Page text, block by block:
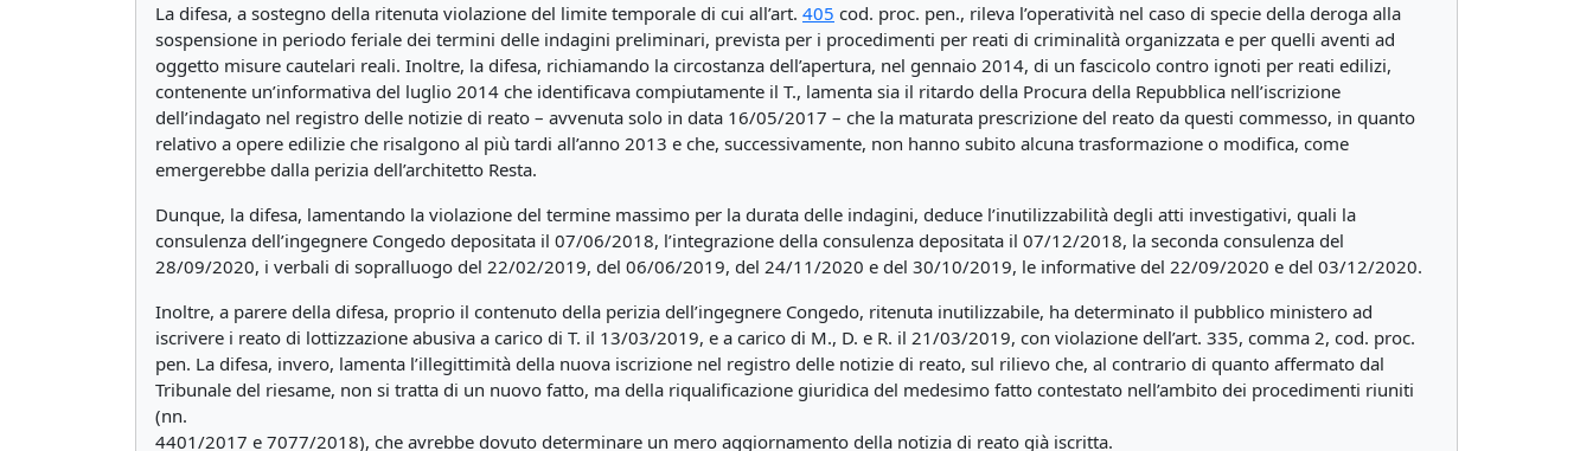
La difesa, a sostegno della ritenuta violazione del limite temporale di cui all’art. 405 cod. proc. pen., rileva l’operatività nel caso di specie della deroga alla
sospensione in periodo feriale dei termini delle indagini preliminari, prevista per i procedimenti per reati di criminalità organizzata e per quelli aventi ad
oggetto misure cautelari reali. Inoltre, la difesa, richiamando la circostanza dell’apertura, nel gennaio 2014, di un fascicolo contro ignoti per reati edilizi,
contenente un’informativa del luglio 2014 che identificava compiutamente il T., lamenta sia il ritardo della Procura della Repubblica nell’iscrizione
dell’indagato nel registro delle notizie di reato – avvenuta solo in data 16/05/2017 – che la maturata prescrizione del reato da questi commesso, in quanto
relativo a opere edilizie che risalgono al più tardi all’anno 2013 e che, successivamente, non hanno subito alcuna trasformazione o modifica, come
emergerebbe dalla perizia dell’architetto Resta.
Dunque, la difesa, lamentando la violazione del termine massimo per la durata delle indagini, deduce l’inutilizzabilità degli atti investigativi, quali la
consulenza dell’ingegnere Congedo depositata il 07/06/2018, l’integrazione della consulenza depositata il 07/12/2018, la seconda consulenza del
28/09/2020, i verbali di sopralluogo del 22/02/2019, del 06/06/2019, del 24/11/2020 e del 30/10/2019, le informative del 22/09/2020 e del 03/12/2020.
Inoltre, a parere della difesa, proprio il contenuto della perizia dell’ingegnere Congedo, ritenuta inutilizzabile, ha determinato il pubblico ministero ad
iscrivere i reato di lottizzazione abusiva a carico di T. il 13/03/2019, e a carico di M., D. e R. il 21/03/2019, con violazione dell’art. 335, comma 2, cod. proc.
pen. La difesa, invero, lamenta l’illegittimità della nuova iscrizione nel registro delle notizie di reato, sul rilievo che, al contrario di quanto affermato dal
Tribunale del riesame, non si tratta di un nuovo fatto, ma della riqualificazione giuridica del medesimo fatto contestato nell’ambito dei procedimenti riuniti
(nn.
4401/2017 e 7077/2018), che avrebbe dovuto determinare un mero aggiornamento della notizia di reato già iscritta.